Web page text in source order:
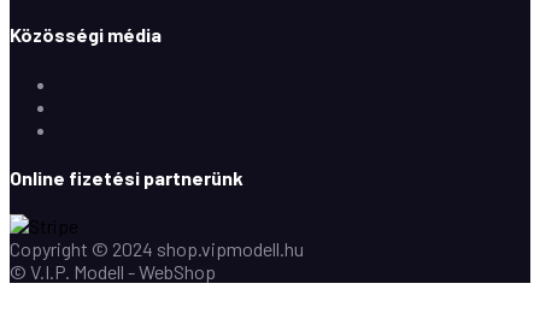
Közösségi média
Online fizetési partnerünk
Copyright © 2024 shop.vipmodell.hu
© V.I.P. Modell - WebShop